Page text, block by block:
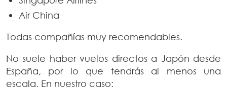
Air China
Todas compañías muy recomendables.
No suele haber vuelos directos a Japón desde
España, por lo que tendrás al menos una
escala. En nuestro caso: